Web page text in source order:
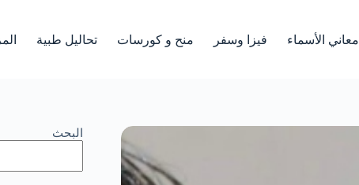
معاني الأسماء فيزا وسفر منح و كورسات تحاليل طبية
البحث